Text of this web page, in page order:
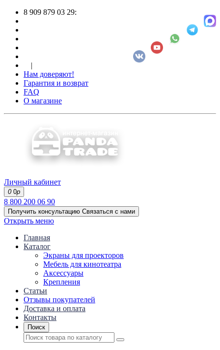
8 909 879 03 29:
|
Нам доверяют!
Гарантия и возврат
FAQ
О магазине
Личный кабинет
0 0р
8 800 200 06 90
Получить консультацию Связаться с нами
Открыть меню
Главная
Каталог
Экраны для проекторов
Mебель для кинотеатра
Аксессуары
Крепления
Статьи
Отзывы покупателей
Доставка и оплата
Контакты
Поиск